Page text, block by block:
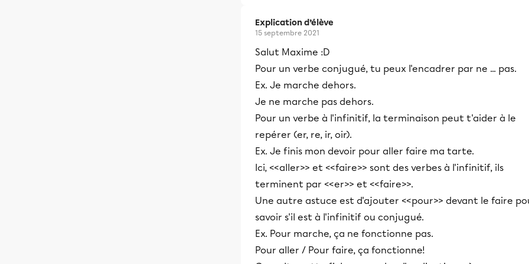
Explication d’élève
15 septembre 2021
Salut Maxime :D
Pour un verbe conjugué, tu peux l'encadrer par ne ... pas.
Ex. Je marche dehors.
Je ne marche pas dehors.
Pour un verbe à l'infinitif, la terminaison peut t'aider à le
repérer (er, re, ir, oir).
Ex. Je finis mon devoir pour aller faire ma tarte.
Ici, <<aller>> et <<faire>> sont des verbes à l'infinitif, ils
terminent par <<er>> et <<faire>>.
Une autre astuce est d'ajouter <<pour>> devant le faire
savoir s'il est à l'infinitif ou conjugué.
Ex. Pour marche, ça ne fonctionne pas.
Pour aller / Pour faire, ça fonctionne!